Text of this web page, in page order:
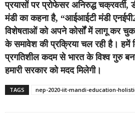
प्रयासों पर प्रोफेसर अनिरुद्ध
मंडी का कहना है, “आईआईटी मंडी
विशेषताओं को अपने कोर्सों में लागू कर
के समावेश की प्रक्रिया चल रही है। हमें
प्रगतिशील कदम से भारत के विश्व गुरु
हमारी सरकार को मदद मिलेगी।
TAGS nep-2020-iit-mandi-education-